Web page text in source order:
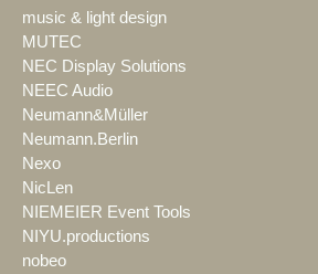
music & light design
MUTEC
NEC Display Solutions
NEEC Audio
Neumann&Müller
Neumann.Berlin
Nexo
NicLen
NIEMEIER Event Tools
NIYU.productions
nobeo